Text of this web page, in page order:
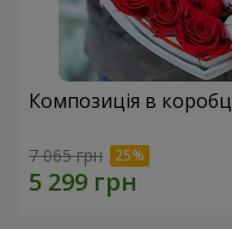
Композиція в
7 065 грн